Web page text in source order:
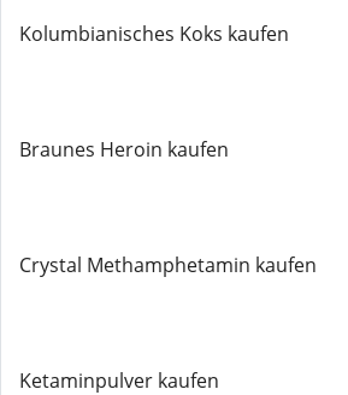
Kolumbianisches Koks kaufen
Braunes Heroin kaufen
Crystal Methamphetamin kaufen
Ketaminpulver kaufen